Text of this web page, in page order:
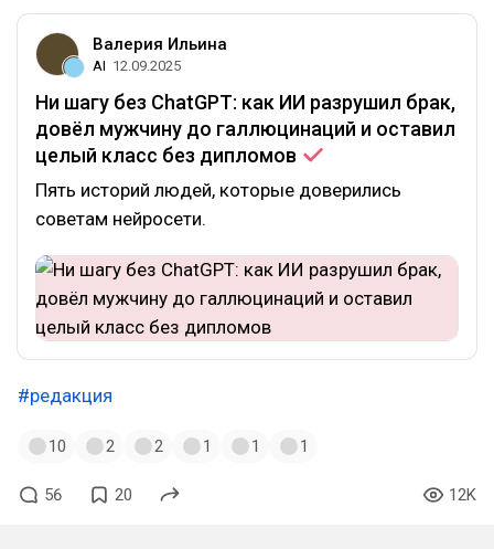
Валерия Ильина
AI 12.09.2025
Ни шагу без ChatGPT: как ИИ разрушил брак,
довёл мужчину до галлюцинаций и оставил
целый класс без дипломов
Пять историй людей, которые доверились
советам нейросети.
#редакция
10 2 2 1 1 1
56 20 12K